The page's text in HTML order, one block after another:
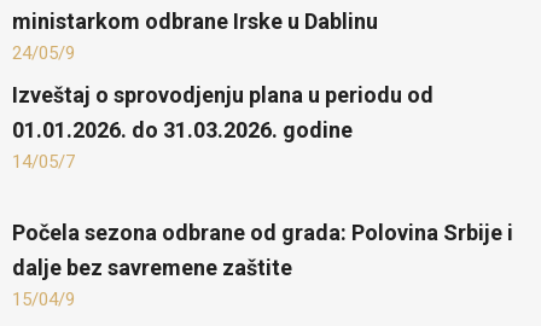
ministarkom odbrane Irske u Dablinu
24/05/9
​Izveštaj o sprovodjenju plana u periodu od
01.01.2026. do 31.03.2026. godine
14/05/7
Počela sezona odbrane od grada: Polovina Srbije i
dalje bez savremene zaštite
15/04/9